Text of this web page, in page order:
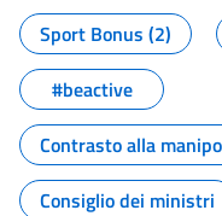
Sport Bonus (2)
#beactive
Contrasto alla
Consiglio dei ministri